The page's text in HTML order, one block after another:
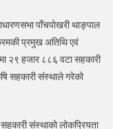
किसान
कृषि
सहकारी
संस्थाको
सम्पन्न
पाँचपोखरी थाङ्पाल
प्रमुख अतिथि एवं
२९ हजार ८८६ वटा सहकारी
सहकारी संस्थाले गरेको
सहकारी संस्थाको लोकप्रियता